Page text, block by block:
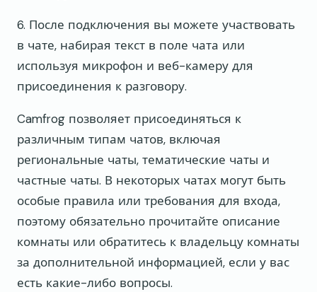
6. После подключения вы можете участвовать
в чате, набирая текст в поле чата или
используя микрофон и веб-камеру для
присоединения к разговору.
Camfrog позволяет присоединяться к
различным типам чатов, включая
региональные чаты, тематические чаты и
частные чаты. В некоторых чатах могут быть
особые правила или требования для входа,
поэтому обязательно прочитайте описание
комнаты или обратитесь к владельцу комнаты
за дополнительной информацией, если у вас
есть какие-либо вопросы.